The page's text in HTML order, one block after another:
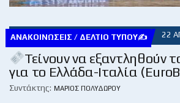
ΑΝΑΚΟΙΝΏΣΕΙΣ / ΔΕΛΤΊΟ ΤΎΠΟΥ✍ 22
Τείνουν να εξαντληθούν
για το Ελλάδα-Ιταλία
Συντάκτης: ΜΆΡΙΟΣ ΠΟΛΥΔΏΡΟΥ